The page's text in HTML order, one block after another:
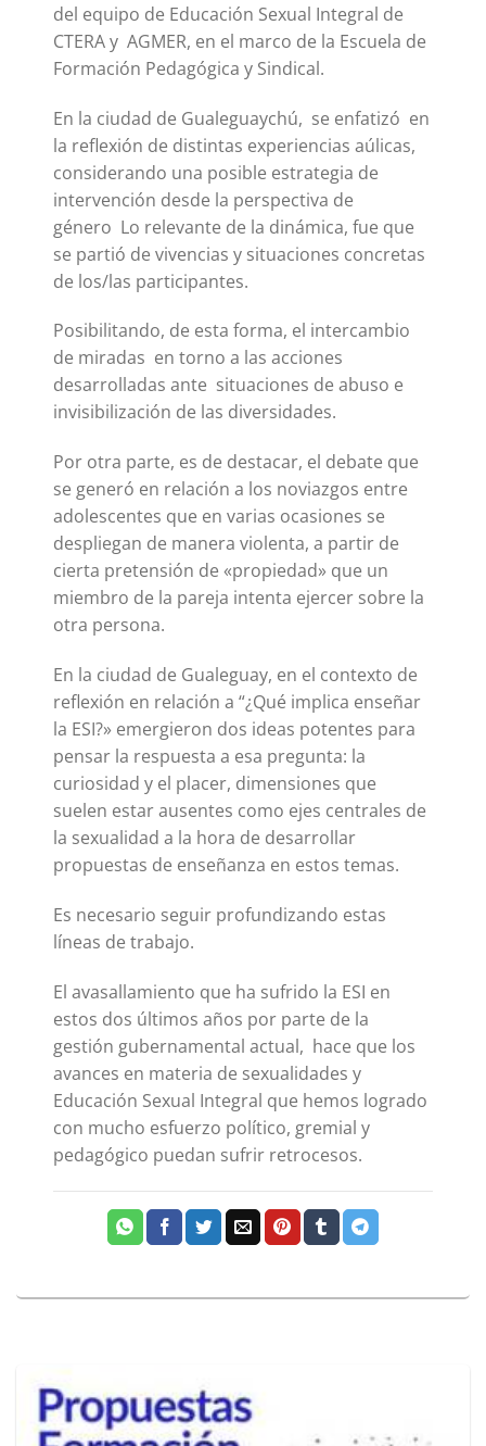
del equipo de Educación Sexual Integral de
CTERA y AGMER, en el marco de la Escuela de
Formación Pedagógica y Sindical.
En la ciudad de Gualeguaychú, se enfatizó en
la reflexión de distintas experiencias aúlicas,
considerando una posible estrategia de
intervención desde la perspectiva de
género Lo relevante de la dinámica, fue que
se partió de vivencias y situaciones concretas
de los/las participantes.
Posibilitando, de esta forma, el intercambio
de miradas en torno a las acciones
desarrolladas ante situaciones de abuso e
invisibilización de las diversidades.
Por otra parte, es de destacar, el debate que
se generó en relación a los noviazgos entre
adolescentes que en varias ocasiones se
despliegan de manera violenta, a partir de
cierta pretensión de «propiedad» que un
miembro de la pareja intenta ejercer sobre la
otra persona.
En la ciudad de Gualeguay, en el contexto de
reflexión en relación a “¿Qué implica enseñar
la ESI?» emergieron dos ideas potentes para
pensar la respuesta a esa pregunta: la
curiosidad y el placer, dimensiones que
suelen estar ausentes como ejes centrales de
la sexualidad a la hora de desarrollar
propuestas de enseñanza en estos temas.
Es necesario seguir profundizando estas
líneas de trabajo.
El avasallamiento que ha sufrido la ESI en
estos dos últimos años por parte de la
gestión gubernamental actual, hace que los
avances en materia de sexualidades y
Educación Sexual Integral que hemos logrado
con mucho esfuerzo político, gremial y
pedagógico puedan sufrir retrocesos.